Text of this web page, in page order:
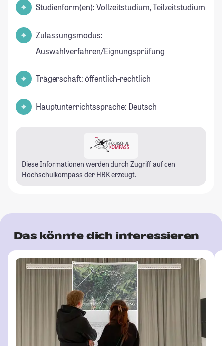
Studienform(en): Vollzeitstudium, Teilzeitstudium
Zulassungsmodus:
Auswahlverfahren/Eignungsprüfung
Trägerschaft: öffentlich-rechtlich
Hauptunterrichtssprache: Deutsch
Diese Informationen werden durch Zugriff auf den
Hochschulkompass der HRK erzeugt.
Das könnte dich interessieren